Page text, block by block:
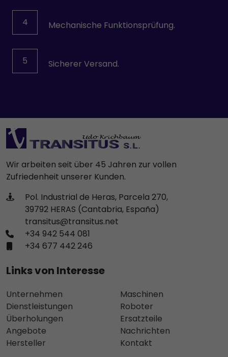
4 Mechanische Funktionsprüfung.
5 Sicherer Versand.
Wir arbeiten seit über 45 Jahren zur vollen
Zufriedenheit unserer Kunden.
Pol. Industrial de Heras, Parcela 270,
39792 HERAS (Cantabria, España)
transitus@transitus.net
+34 942 544 081
+34 677 442 246
Links von Interesse
Unternehmen
Dienstleistungen
Überholungen
Angebote
Hersteller
Maschinen
Roboter
Ersatzteile
Nachrichten
Kontakt